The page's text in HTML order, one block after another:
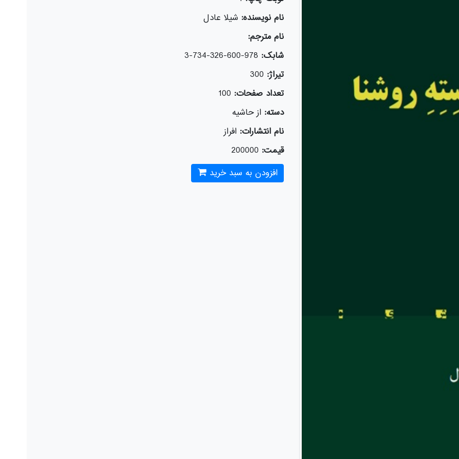
نام نویسنده: شیلا عادل
نام مترجم:
شابک: 978-600-326-734-3
تیراژ: 300
تعداد صفحات: 100
دسته:از حاشیه
نام انتشارات:افراز
قیمت: 200000
افزودن به سبد خرید